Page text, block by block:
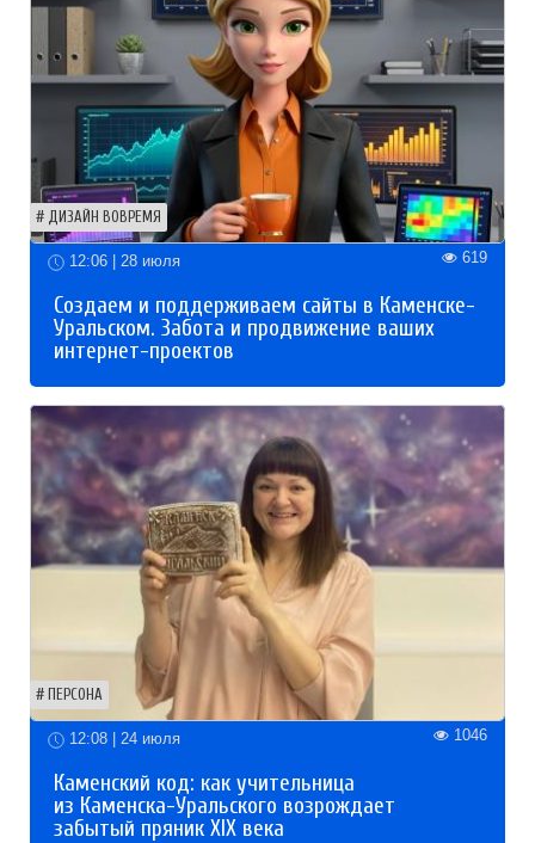
ДИЗАЙН ВОВРЕМЯ
12:06 | 28 июля 619
Создаем и поддерживаем сайты в Каменске-
Уральском. Забота и продвижение ваших
интернет-проектов
ПЕРСОНА
12:08 | 24 июля 1046
Каменский код: как учительница
из Каменска-Уральского возрождает
забытый пряник XIX века